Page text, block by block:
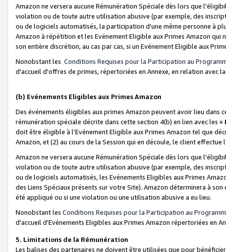
Amazon ne versera aucune Rémunération Spéciale dès lors que
violation ou de toute autre utilisation abusive (par exemple, des
ou de logiciels automatisés, la participation d'une même personne à
Amazon à répétition et les Evénement Eligible aux Primes Amazon qui
son entière discrétion, au cas par cas, si un Evénement Eligible aux
Nonobstant les Conditions Requises pour la Participation au
d'accueil d'offres de primes, répertoriées en Annexe, en relation avec
(b) Evénements Eligibles aux Primes Amazon
Des événements éligibles aux primes Amazon peuvent avoir lieu dans
rémunération spéciale décrite dans cette section 4(b) en lien avec les «
doit être éligible à l’Evénement Eligible aux Primes Amazon tel que
Amazon, et (2) au cours de la Session qui en découle, le client
Amazon ne versera aucune Rémunération Spéciale dès lors que
violation ou de toute autre utilisation abusive (par exemple, des
ou de logiciels automatisés, les Evénements Eligibles aux Primes
des Liens Spéciaux présents sur votre Site). Amazon déterminera à
été appliqué ou si une violation ou une utilisation abusive a eu lieu.
Nonobstant les Conditions Requises pour la Participation au
d'accueil d'Evénements Eligibles aux Primes Amazon répertoriées en
5. Limitations de la Rémunération
Les balises des partenaires ne doivent être utilisées que pour